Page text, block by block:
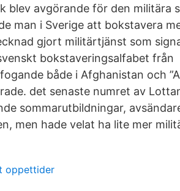
blev avgörande för den militära
man i Sverige att bokstavera
gjort militärtjänst som
bokstaveringsalfabet från
både i Afghanistan och
det senaste numret av
sommarutbildningar,
men hade velat ha lite mer
oppettider